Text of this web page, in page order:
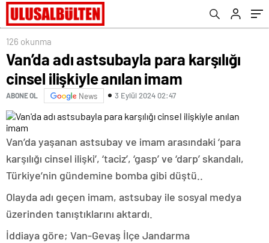
126 okunma
Van’da adı astsubayla para karşılığı
cinsel ilişkiyle anılan imam
ABONE OL News 3 Eylül 2024 02:47
Van’da yaşanan astsubay ve imam arasındaki ‘para
karşılığı cinsel ilişki’, ‘taciz’, ‘gasp’ ve ‘darp’ skandalı,
Türkiye’nin gündemine bomba gibi düştü..
Olayda adı geçen imam, astsubay ile sosyal medya
üzerinden tanıştıklarını aktardı.
İddiaya göre; Van-Gevaş İlçe Jandarma